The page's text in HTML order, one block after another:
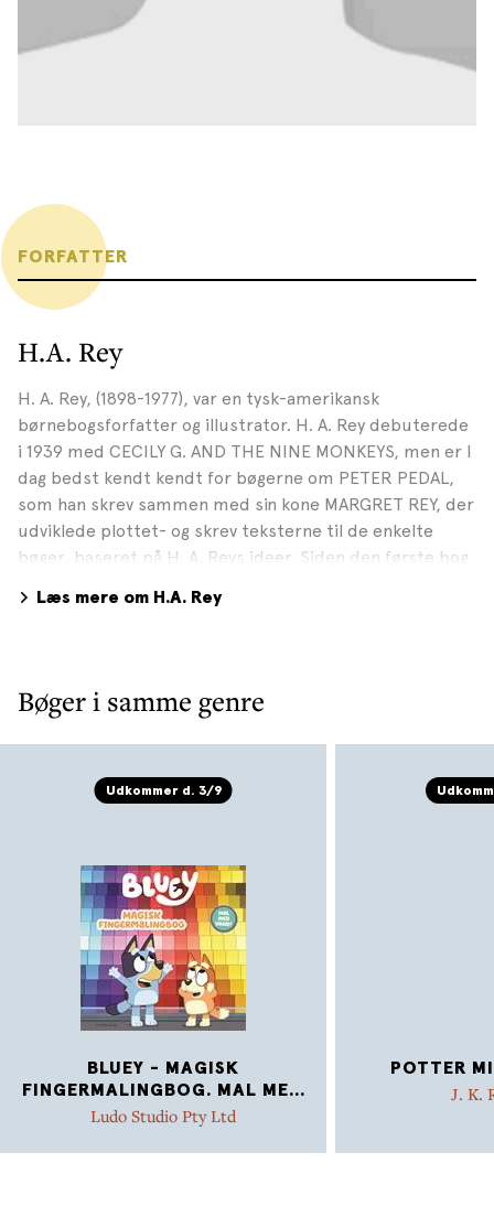
FORFATTER
H.A. Rey
H. A. Rey, (1898-1977), var en tysk-amerikansk
børnebogsforfatter og illustrator. H. A. Rey debuterede
i 1939 med CECILY G. AND THE NINE MONKEYS, men er I
dag bedst kendt kendt for bøgerne om PETER PEDAL,
som han skrev sammen med sin kone MARGRET REY, der
udviklede plottet- og skrev teksterne til de enkelte
bøger, baseret på H. A. Reys ideer. Siden den første bog
millioner eksemplarer af bøger om PETER PEDAL på
Læs mere om H.A. Rey
Bøger i samme genre
Udkommer d. 3/9
BLUEY - MAGISK
FINGERMALINGBOG. MAL ME...
Ludo Studio Pty Ltd
POTTER
J. K.